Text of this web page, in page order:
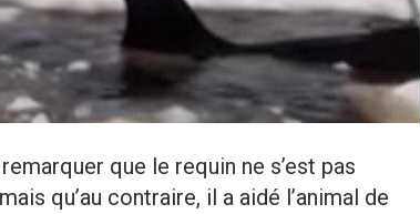
que le requin ne s’est pas
qu’au contraire, il a aidé l’animal de